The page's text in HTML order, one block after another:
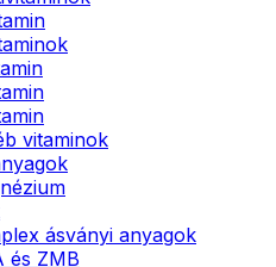
vitaminok
ásványi anyagok
és ZMB